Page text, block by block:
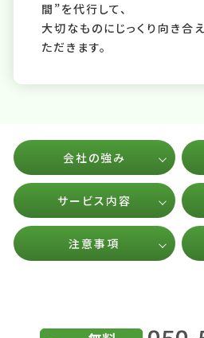
間”を代行して、
大切なものにじっくり向き合
ただきます。
会社の強み
サービス内容
注意事項